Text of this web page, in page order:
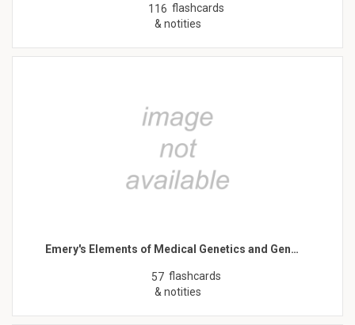
116 flashcards
& notities
Emery's Elements of Medical Genetics and Gen…
57 flashcards
& notities